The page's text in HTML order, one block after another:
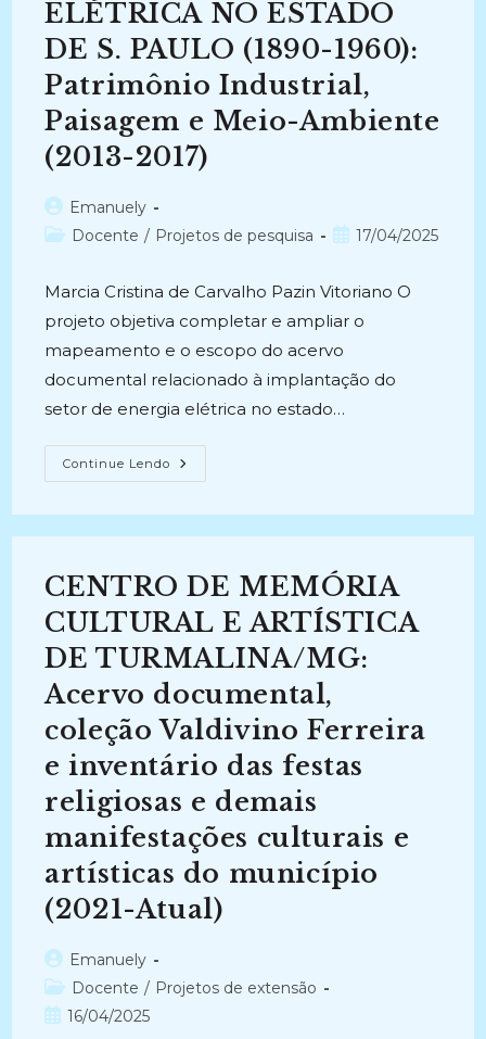
Documentais
(1890/
2005)
(2008-
ELÉTRICA NO ESTADO
DE S. PAULO (1890-1960):
Patrimônio Industrial,
Paisagem e Meio-Ambiente
(2013-2017)
Autor
do
Emanuely
Categoria
Docente / Projetos de pesquisa
Post17/04/2025
Marcia Cristina de Carvalho Pazin Vitoriano O
projeto objetiva completar e ampliar o
mapeamento e o escopo do acervo
documental relacionado à implantação do
setor de energia elétrica no estado…
Continue Lendo HISTÓRIA
DA
ESTADO
PAULO
(1890-
1960):
Patrimônio
Industrial,
Paisagem
Meio-
Ambiente
(2013-
2017)
CENTRO DE MEMÓRIA
CULTURAL E ARTÍSTICA
DE TURMALINA/MG:
Acervo documental,
coleção Valdivino Ferreira
e inventário das festas
religiosas e demais
manifestações culturais e
artísticas do município
(2021-Atual)
Autor
do
post:
Emanuely
Categoria
do
Docente / Projetos de extensão
Post16/04/2025